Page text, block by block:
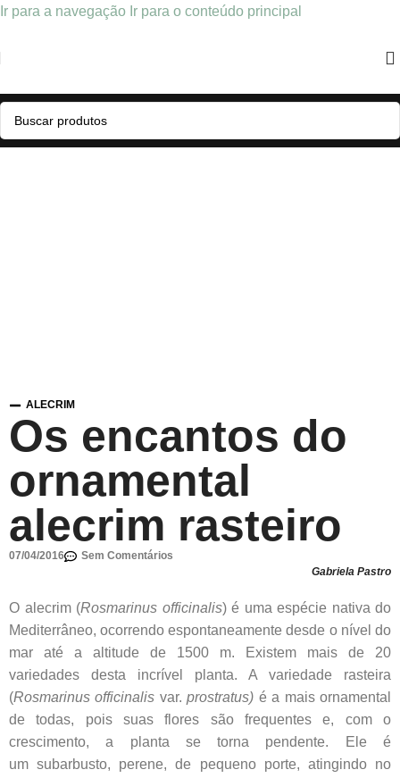
Ir para a navegação Ir para o conteúdo principal
ALECRIM
Os encantos do
ornamental
alecrim rasteiro
07/04/2016
Sem Comentários
Gabriela Pastro
O alecrim (Rosmarinus officinalis) é uma espécie nativa do
Mediterrâneo, ocorrendo espontaneamente desde o nível do
mar até a altitude de 1500 m. Existem mais de 20
variedades desta incrível planta. A variedade rasteira
(Rosmarinus officinalis var. prostratus) é a mais ornamental
de todas, pois suas flores são frequentes e, com o
crescimento, a planta se torna pendente. Ele é
um subarbusto, perene, de pequeno porte, atingindo no